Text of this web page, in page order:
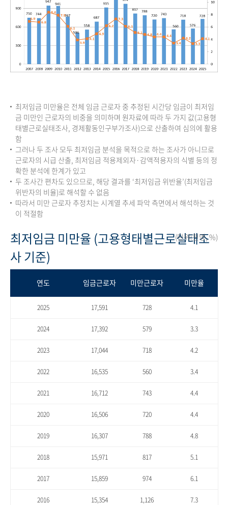
최저임금 미만율은 전체 임금 근로자 중 추정된 시간당 임금이 최저임
금 미만인 근로자의 비중을 의미하며 원자료에 따라 두 가지 값(고용형
태별근로실태조사, 경제활동인구부가조사)으로 산출하여 심의에 활용
함
그러나 두 조사 모두 최저임금 분석을 목적으로 하는 조사가 아니므로
근로자의 시급 산출, 최저임금 적용제외자·감액적용자의 식별 등의 정
확한 분석에 한계가 있고
두 조사간 편차도 있으므로, 해당 결과를 ‘최저임금 위반율’(최저임금
위반자의 비율)로 해석할 수 없음
따라서 미만 근로자 추정치는 시계열 추세 파악 측면에서 해석하는 것
이 적절함
최저임금 미만율 (고용형태별근로실태조
사 기준)
(단위:천명, %)
연도 임금근로자 미만근로자 미만율
2025 17,591 728 4.1
2024 17,392 579 3.3
2023 17,044 718 4.2
2022 16,535 560 3.4
2021 16,712 743 4.4
2020 16,506 720 4.4
2019 16,307 788 4.8
2018 15,971 817 5.1
2017 15,859 974 6.1
2016 15,354 1,126 7.3